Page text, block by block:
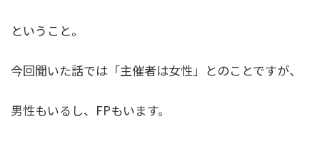
ということ。
今回聞いた話では「主催者は女性」とのことですが、
男性もいるし、FPもいます。